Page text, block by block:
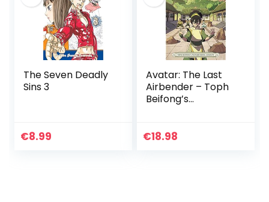
The Seven Deadly
Sins 3
€8.99
Avatar: The Last
Airbender – Toph
Beifong’s
€18.98